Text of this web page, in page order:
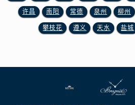
许昌 南阳 常德 泉州 柳州
攀枝花 遵义 天水 盐城